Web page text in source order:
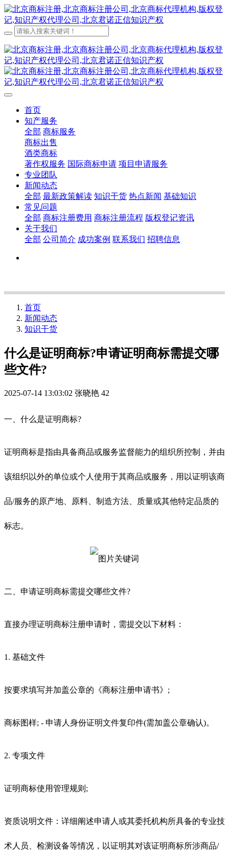
首页
知产服务
全部 商标服务
商标出售
酒类商标
著作权服务 国际商标申请 项目申请服务
专业团队
新闻动态
全部 最新政策解读 知识干货 热点新闻 基础知识
常见问题
全部 商标注册费用 商标注册流程 版权登记资讯
关于我们
全部 公司简介 成功案例 联系我们 招聘信息
首页
新闻动态
知识干货
什么是证明商标?申请证明商标需提交哪
些文件?
2025-07-14 13:03:02 张晓艳 42
一、什么是证明商标?
证明商标是指由具备商品或服务监督能力的组织所控制，并由
该组织以外的单位或个人使用于其商品或服务，用以证明该商
品/服务的原产地、原料、制造方法、质量或其他特定品质的
标志。
二、申请证明商标需提交哪些文件?
直接办理证明商标注册申请时，需提交以下材料：
1. 基础文件
按要求填写并加盖公章的《商标注册申请书》;
商标图样; - 申请人身份证明文件复印件(需加盖公章确认)。
2. 专项文件
证明商标使用管理规则;
资质说明文件：详细阐述申请人或其委托机构所具备的专业技
术人员、检测设备等情况，以证明其对该证明商标所涉商品/